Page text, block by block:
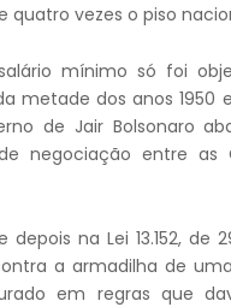
quatro vezes o piso
mínimo só foi
metade dos anos 1950
de Jair Bolsonaro
negociação entre as
depois na Lei 13.152,
a armadilha de
em regras que